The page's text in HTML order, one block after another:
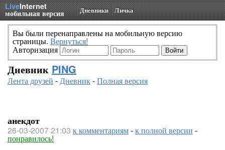
LiveInternet
мобильная версия Дневники Личка
Вы были перенаправлены на мобильную версию
страницы. Вернуться!
Авторизация
Дневник PING
Лента друзей -Дневник-Полная версия
анекдот
26-03-2007 21:03 к комментариям-к полной версии -
понравилось!